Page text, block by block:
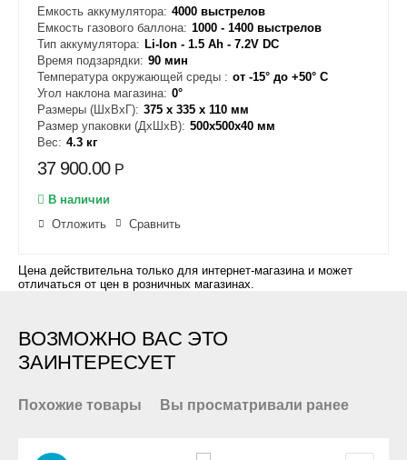
Емкость аккумулятора: 4000 выстрелов
Емкость газового баллона: 1000 - 1400 выстрелов
Тип аккумулятора: Li-Ion - 1.5 Ah - 7.2V DC
Время подзарядки: 90 мин
Температура окружающей среды : от -15° до +50° С
Угол наклона магазина: 0°
Размеры (ШxВxГ): 375 х 335 х 110 мм
Размер упаковки (ДxШxВ): 500х500х40 мм
Вес: 4.3 кг
37 900.00 Р
В наличии
Отложить
Сравнить
Цена действительна только для интернет-магазина и может
отличаться от цен в розничных магазинах.
ВОЗМОЖНО ВАС ЭТО
ЗАИНТЕРЕСУЕТ
Похожие товары Вы просматривали ранее